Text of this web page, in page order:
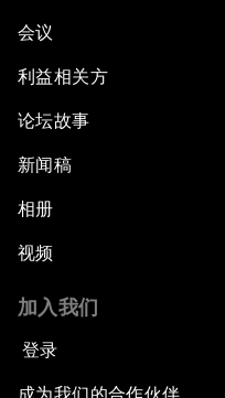
会议
利益相关方
论坛故事
新闻稿
相册
视频
加入我们
登录
成为我们的合作伙伴